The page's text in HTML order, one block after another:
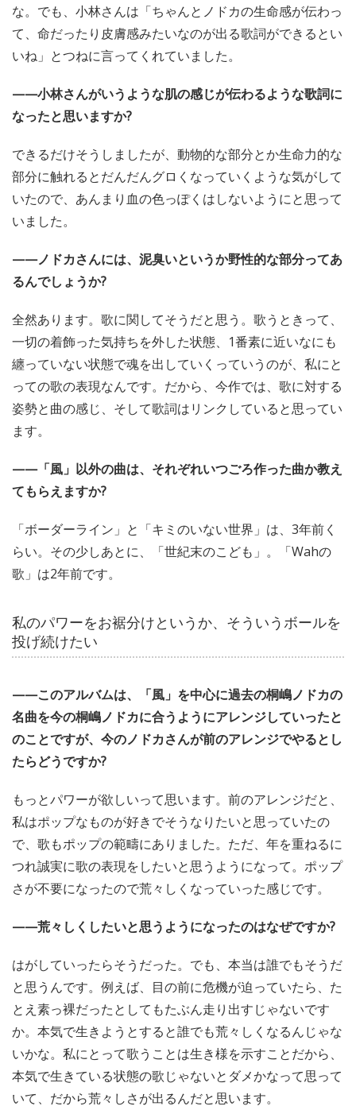
な。でも、小林さんは「ちゃんとノドカの生命感が伝わっ
て、命だったり皮膚感みたいなのが出る歌詞ができるとい
いね」とつねに言ってくれていました。
——小林さんがいうような肌の感じが伝わるような歌詞に
なったと思いますか?
できるだけそうしましたが、動物的な部分とか生命力的な
部分に触れるとだんだんグロくなっていくような気がして
いたので、あんまり血の色っぽくはしないようにと思って
いました。
——ノドカさんには、泥臭いというか野性的な部分ってあ
るんでしょうか?
全然あります。歌に関してそうだと思う。歌うときって、
一切の着飾った気持ちを外した状態、1番素に近いなにも
纏っていない状態で魂を出していくっていうのが、私にと
っての歌の表現なんです。だから、今作では、歌に対する
姿勢と曲の感じ、そして歌詞はリンクしていると思ってい
ます。
——「風」以外の曲は、それぞれいつごろ作った曲か教え
てもらえますか?
「ボーダーライン」と「キミのいない世界」は、3年前く
らい。その少しあとに、「世紀末のこども」。「Wahの
歌」は2年前です。
私のパワーをお裾分けというか、そういうボールを
投げ続けたい
——このアルバムは、「風」を中心に過去の桐嶋ノドカの
名曲を今の桐嶋ノドカに合うようにアレンジしていったと
のことですが、今のノドカさんが前のアレンジでやるとし
たらどうですか?
もっとパワーが欲しいって思います。前のアレンジだと、
私はポップなものが好きでそうなりたいと思っていたの
で、歌もポップの範疇にありました。ただ、年を重ねるに
つれ誠実に歌の表現をしたいと思うようになって。ポップ
さが不要になったので荒々しくなっていった感じです。
——荒々しくしたいと思うようになったのはなぜですか?
はがしていったらそうだった。でも、本当は誰でもそうだ
と思うんです。例えば、目の前に危機が迫っていたら、た
とえ素っ裸だったとしてもたぶん走り出すじゃないです
か。本気で生きようとすると誰でも荒々しくなるんじゃな
いかな。私にとって歌うことは生き様を示すことだから、
本気で生きている状態の歌じゃないとダメかなって思って
いて、だから荒々しさが出るんだと思います。